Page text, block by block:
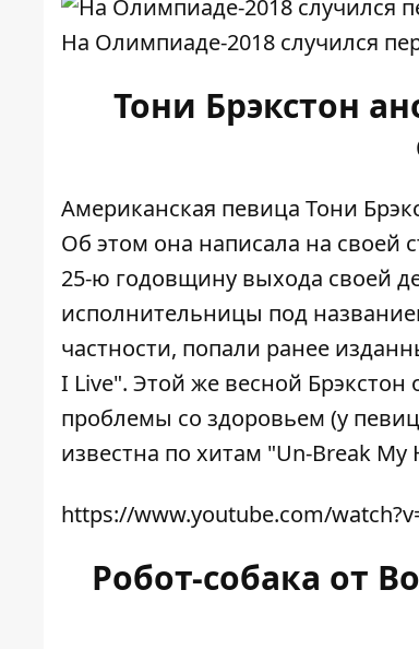
На Олимпиаде-2018 случился
Тони Брэкстон
Американская певица Тони
Об этом она написала на своей
25-ю годовщину выхода своей
исполнительницы под
частности, попали ранее
I Live". Этой же весной
проблемы со здоровьем (у
известна по хитам "Un-Break
https://www.youtube.com/
Робот-собака от